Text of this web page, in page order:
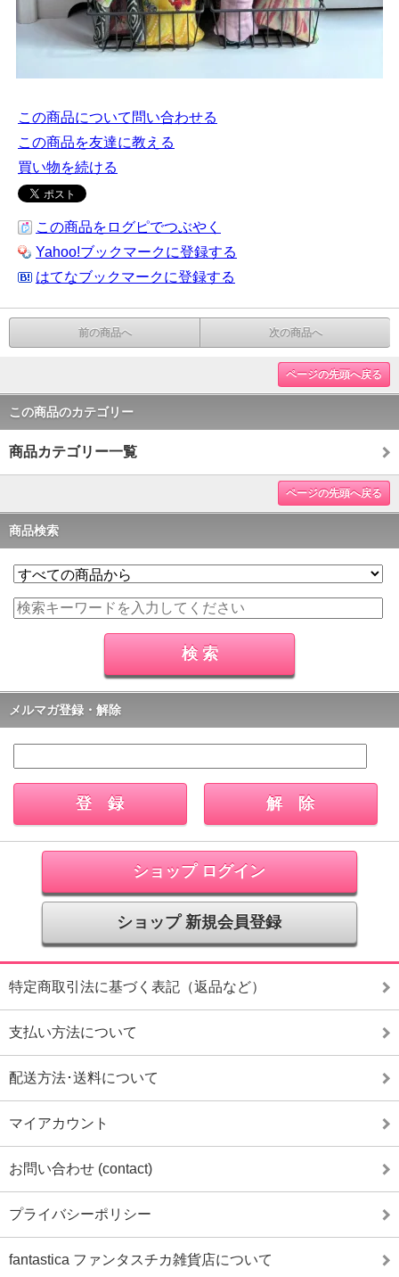
この商品について問い合わせる
この商品を友達に教える
買い物を続ける
この商品をログピでつぶやく
Yahoo!ブックマークに登録する
はてなブックマークに登録する
前の商品へ 次の商品へ
ページの先頭へ戻る
この商品のカテゴリー
商品カテゴリー一覧
ページの先頭へ戻る
商品検索
メルマガ登録・解除
ショップ ログイン
ショップ 新規会員登録
特定商取引法に基づく表記（返品など）
支払い方法について
配送方法･送料について
マイアカウント
お問い合わせ (contact)
プライバシーポリシー
fantastica ファンタスチカ雑貨店について